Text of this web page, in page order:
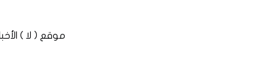
موقع ( لا ) الأخباري المستقل ©